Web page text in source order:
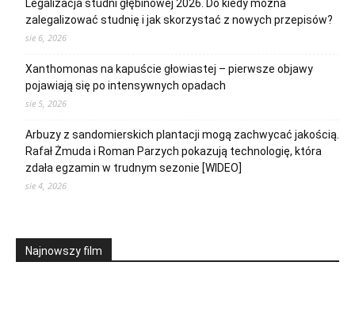
Legalizacja studni głębinowej 2026. Do kiedy można
zalegalizować studnię i jak skorzystać z nowych przepisów?
sie 6, 2026
Xanthomonas na kapuście głowiastej – pierwsze objawy
pojawiają się po intensywnych opadach
sie 5, 2026
Arbuzy z sandomierskich plantacji mogą zachwycać jakością.
Rafał Żmuda i Roman Parzych pokazują technologię, która
zdała egzamin w trudnym sezonie [WIDEO]
sie 4, 2026
Najnowszy film